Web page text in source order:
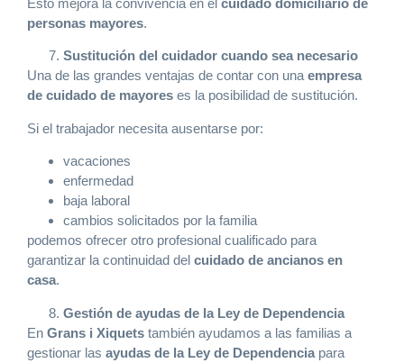
Esto mejora la convivencia en el cuidado domiciliario de
personas mayores.
Sustitución del cuidador cuando sea necesario
Una de las grandes ventajas de contar con unaempresa
de cuidado de mayores es la posibilidad de sustitución.
Si el trabajador necesita ausentarse por:
vacaciones
enfermedad
baja laboral
cambios solicitados por la familia
podemos ofrecer otro profesional cualificado para
garantizar la continuidad del cuidado de ancianos en
casa.
Gestión de ayudas de la Ley de Dependencia
En Grans i Xiquets también ayudamos a las familias a
gestionar las ayudas de la Ley de Dependencia para